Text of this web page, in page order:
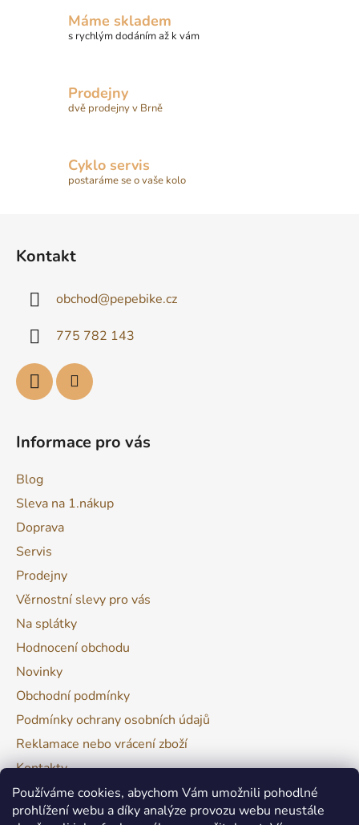
Používáme cookies, abychom Vám umožnili pohodlné
prohlížení webu a díky analýze provozu webu neustále
Máme skladem
s rychlým dodáním až k vám
Prodejny
dvě prodejny v Brně
Cyklo servis
postaráme se o vaše kolo
Kontakt
obchod@pepebike.cz
775 782 143
Informace pro vás
Blog
Sleva na 1.nákup
Doprava
Servis
Prodejny
Věrnostní slevy pro vás
Na splátky
Hodnocení obchodu
Novinky
Obchodní podmínky
Podmínky ochrany osobních údajů
Reklamace nebo vrácení zboží
Kontakty
Moje objednávka